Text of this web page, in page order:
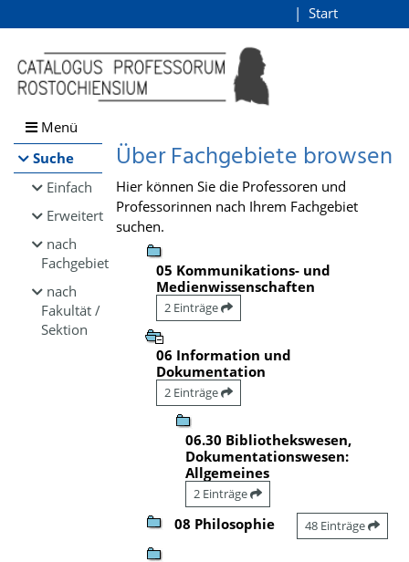
Browsen
direkt zum Inhalt
Start
Menü
Suche
Einfach
Erweitert
nach
Fachgebiet
nach
Fakultät /
Sektion
Über Fachgebiete browsen
Hier können Sie die Professoren und
Professorinnen nach Ihrem Fachgebiet
suchen.
05 Kommunikations- und
Medienwissenschaften
2 Einträge
06 Information und
Dokumentation
2 Einträge
06.30 Bibliothekswesen,
Dokumentationswesen:
Allgemeines
2 Einträge
08 Philosophie 48 Einträge